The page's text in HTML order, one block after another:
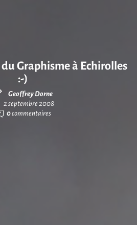
Graphisme à Echirolles
:-)
Geoffrey Dorne
2 septembre 2008
0commentaires